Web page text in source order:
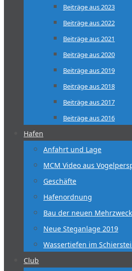
Beiträge aus 2023
Beiträge aus 2022
Beiträge aus 2021
Beiträge aus 2020
Beiträge aus 2019
Beiträge aus 2018
Beiträge aus 2017
Beiträge aus 2016
Hafen
Anfahrt und Lage
MCM Video aus
Geschäfte
Hafenordnung
Bau der neuen
Neue Steganlage 2019
Wassertiefen im
Club